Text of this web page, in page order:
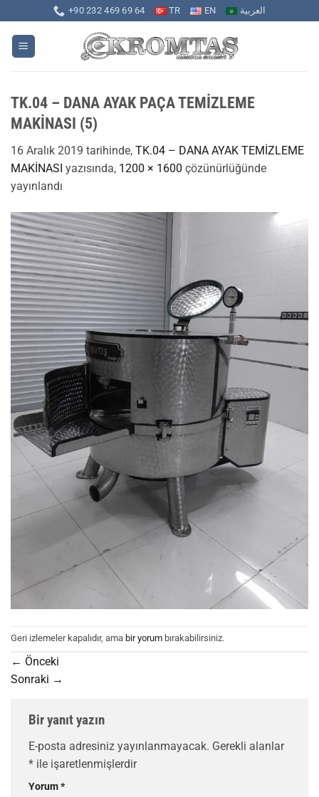
atla
+90 232 469 69 64 TR EN العربية
TK.04 – DANA AYAK PAÇA TEMİZLEME
MAKİNASI (5)
16 Aralık 2019 tarihinde, TK.04 – DANA AYAK TEMİZLEME
MAKİNASI yazısında, 1200 × 1600 çözünürlüğünde
yayınlandı
Geri izlemeler kapalıdır, ama bir yorum bırakabilirsiniz.
← Önceki
Sonraki →
Bir yanıt yazın
E-posta adresiniz yayınlanmayacak. Gerekli alanlar
* ile işaretlenmişlerdir
Yorum*